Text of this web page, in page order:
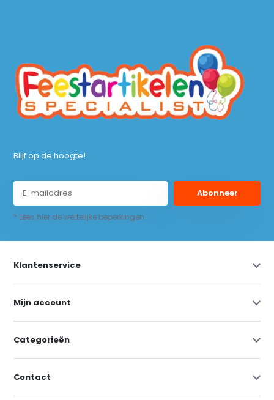
Blijf op de hoogte!
Abonneer
* Lees hier de wettelijke beperkingen
Klantenservice
Mijn account
Categorieën
Contact